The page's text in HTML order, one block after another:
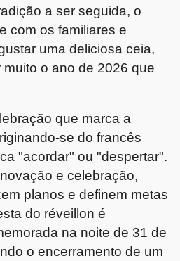
a ser seguida, o
com os familiares e
uma deliciosa ceia,
o ano de 2026 que
que marca a
se do francês
"acordar" ou "despertar".
e celebração,
planos e definem metas
do réveillon é
na noite de 31 de
o encerramento de um